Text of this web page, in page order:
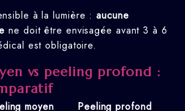
à la lumière :aucune
ne doit être envisagée avant 3 à 6
est obligatoire.
vs peeling profond :
moyen Peeling profond